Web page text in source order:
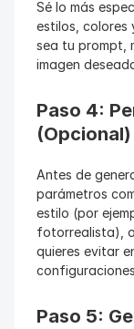
Sé lo más
estilos, colores
sea tu prompt,
imagen
Paso 4:
(Opcional)
Antes de
parámetros
estilo (por
fotorrealista),
quieres evitar
Paso 5: